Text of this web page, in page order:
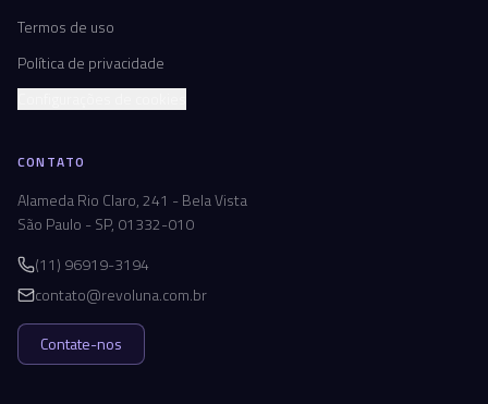
Termos de uso
Política de privacidade
CONTATO
Alameda Rio Claro, 241 - Bela Vista
São Paulo - SP, 01332-010
(11) 96919-3194
contato@revoluna.com.br
Contate-nos